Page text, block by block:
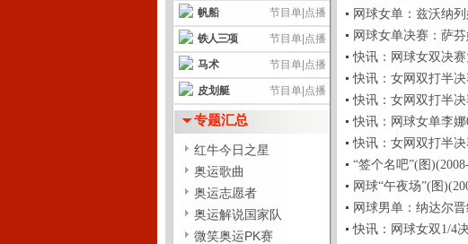
节目单 点播
帆船
节目单 点播
铁人三项
节目单 点播
马术
节目单 点播
皮划艇
专题汇总
红牛今日之星
奥运歌曲
奥运志愿者
奥运解说国家队
微笑奥运PK赛
网球女单：兹沃纳
网球女单决赛：萨
快讯：网球女双决
快讯：女网双打半
快讯：女网双打半决
快讯：网球女单李
快讯：女网双打半决
“签个名吧”(图
网球“午夜场”(图
网球男单：纳达尔
快讯：网球女双1/4